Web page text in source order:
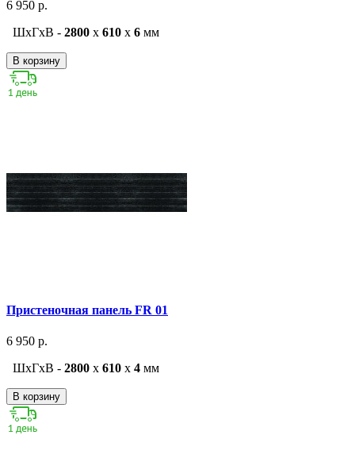
6 950 р.
ШxГxВ - 2800 x 610 x 6 мм
В корзину
Пристеночная панель FR 01
6 950 р.
ШxГxВ - 2800 x 610 x 4 мм
В корзину